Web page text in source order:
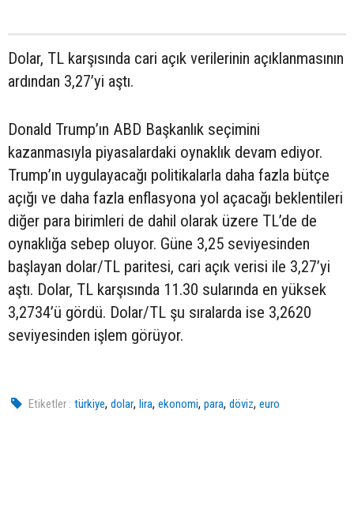
Dolar, TL karşısında cari açık verilerinin açıklanmasının
ardından 3,27’yi aştı.
Donald Trump’ın ABD Başkanlık seçimini
kazanmasıyla piyasalardaki oynaklık devam ediyor.
Trump’ın uygulayacağı politikalarla daha fazla bütçe
açığı ve daha fazla enflasyona yol açacağı beklentileri
diğer para birimleri de dahil olarak üzere TL’de de
oynaklığa sebep oluyor. Güne 3,25 seviyesinden
başlayan dolar/TL paritesi, cari açık verisi ile 3,27’yi
aştı. Dolar, TL karşısında 11.30 sularında en yüksek
3,2734’ü gördü. Dolar/TL şu sıralarda ise 3,2620
seviyesinden işlem görüyor.
Etiketler : türkiye,dolar,lira,ekonomi,para,döviz,euro